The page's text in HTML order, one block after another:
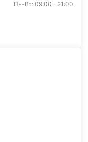
Пн-Вс: 09:00 - 21:00